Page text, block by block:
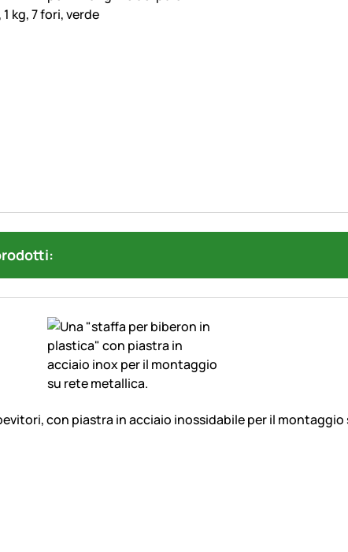
kg, 7 fori, verde
con piastra in acciaio inossidabile per il montaggio